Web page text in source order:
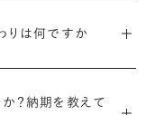
ません。
い場合は、爪を使わず
ングデザインとダイヤ
婚約指輪を製作できま
りは何ですか
合う多様なダイヤモン
？納期を教えて